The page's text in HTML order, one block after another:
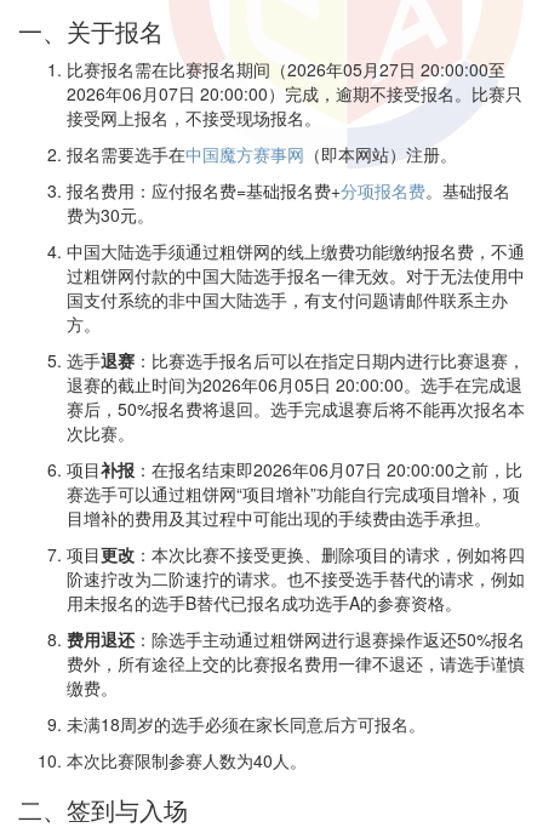
一、关于报名
比赛报名需在比赛报名期间（2026年05月27日 20:00:00至
2026年06月07日 20:00:00）完成，逾期不接受报名。比赛只
接受网上报名，不接受现场报名。
报名需要选手在中国魔方赛事网 （即本网站）注册。
报名费用：应付报名费=基础报名费+分项报名费。基础报名
费为30元。
中国大陆选手须通过粗饼网的线上缴费功能缴纳报名费，不通
过粗饼网付款的中国大陆选手报名一律无效。对于无法使用中
国支付系统的非中国大陆选手，有支付问题请邮件联系主办
方。
选手退赛 ：比赛选手报名后可以在指定日期内进行比赛退赛，
退赛的截止时间为2026年06月05日 20:00:00。选手在完成退
赛后，50%报名费将退回。选手完成退赛后将不能再次报名本
次比赛。
项目补报 ：在报名结束即2026年06月07日 20:00:00之前，比
赛选手可以通过粗饼网“项目增补”功能自行完成项目增补，项
目增补的费用及其过程中可能出现的手续费由选手承担。
项目更改 ：本次比赛不接受更换、删除项目的请求，例如将四
阶速拧改为二阶速拧的请求。也不接受选手替代的请求，例如
用未报名的选手B替代已报名成功选手A的参赛资格。
费用退还：除选手主动通过粗饼网进行退赛操作返还50%报名
费外，所有途径上交的比赛报名费用一律不退还，请选手谨慎
缴费。
未满18周岁的选手必须在家长同意后方可报名。
本次比赛限制参赛人数为40人。
二、签到与入场